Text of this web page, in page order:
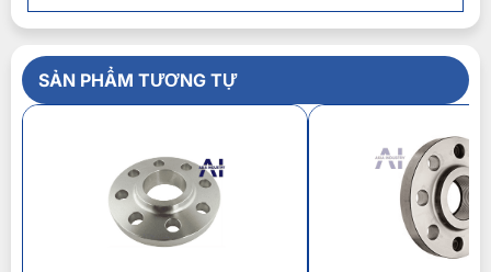
SẢN PHẨM TƯƠNG TỰ